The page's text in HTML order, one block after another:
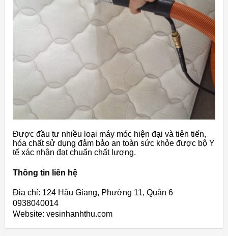
Được đầu tư nhiều loại máy móc hiện đại và tiên tiến,
hóa chất sử dụng đảm bảo an toàn sức khỏe được bộ Y
tế xác nhận đạt chuẩn chất lượng.
Thông tin liên hệ
Địa chỉ: 124 Hậu Giang, Phường 11, Quận 6
0938040014
Website: vesinhanhthu.com